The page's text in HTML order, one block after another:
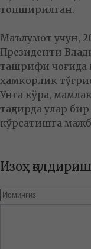
топширилган.
Маълумот учун,
Президенти
ташрифи чоғида
ҳамкорлик
Унга кўра,
тақдирда улар
кўрсатишга
Изоҳ қолдириш